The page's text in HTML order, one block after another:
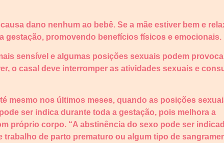
dano nenhum ao bebê. Se a mãe estiver bem e
gestação, promovendo benefícios físicos e emocionais.
sensível e algumas posições sexuais podem
o casal deve interromper as atividades sexuais e
mesmo nos últimos meses, quando as posições
ser indica durante toda a gestação, pois melhora a
próprio corpo. “A abstinência do sexo pode ser
de parto prematuro ou algum tipo de